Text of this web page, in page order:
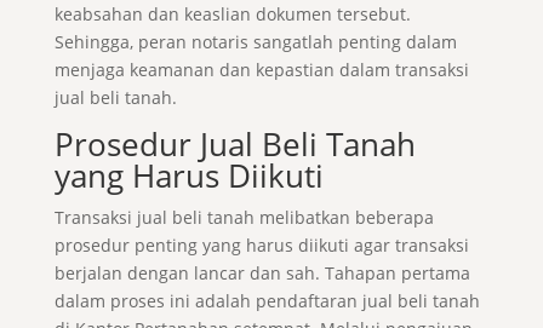
keabsahan dan keaslian dokumen tersebut.
Sehingga, peran notaris sangatlah penting dalam
menjaga keamanan dan kepastian dalam transaksi
jual beli tanah.
Prosedur Jual Beli Tanah
yang Harus Diikuti
Transaksi jual beli tanah melibatkan beberapa
prosedur penting yang harus diikuti agar transaksi
berjalan dengan lancar dan sah. Tahapan pertama
dalam proses ini adalah pendaftaran jual beli tanah